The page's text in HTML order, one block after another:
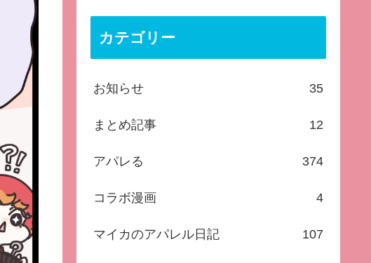
カテゴリー
お知らせ 35
まとめ記事 12
アパレる 374
コラボ漫画 4
マイカのアパレル日記 107